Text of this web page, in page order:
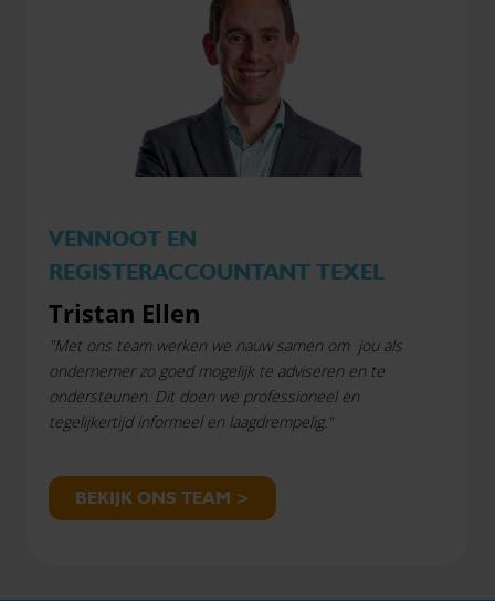
VENNOOT EN
REGISTERACCOUNTANT TEXEL
Tristan Ellen
"Met ons team werken we nauw samen om jou als
ondernemer zo goed mogelijk te adviseren en te
ondersteunen. Dit doen we professioneel en
tegelijkertijd informeel en laagdrempelig."
BEKIJK ONS TEAM >